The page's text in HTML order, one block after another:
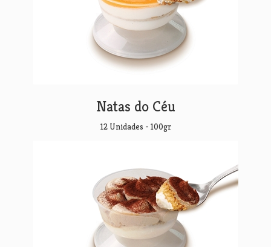
Natas do Céu
12 Unidades - 100gr